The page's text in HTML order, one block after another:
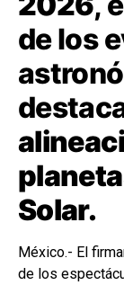
de los
Solar.
México.- El
de los